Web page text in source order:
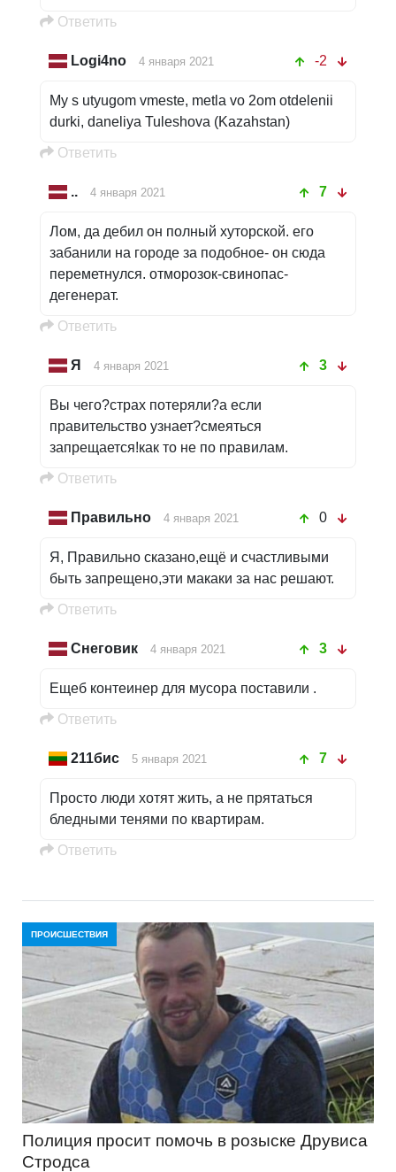
Oтветить
Logi4no 4 января 2021 -2
My s utyugom vmeste, metla vo 2om otdelenii
durki, daneliya Tuleshova (Kazahstan)
Oтветить
.. 4 января 2021 7
Лом, да дебил он полный хуторской. его
забанили на городе за подобное- он сюда
переметнулся. отморозок-свинопас-
дегенерат.
Oтветить
Я 4 января 2021 3
Вы чего?страх потеряли?а если
правительство узнает?смеяться
запрещается!как то не по правилам.
Oтветить
Правильно 4 января 2021 0
Я, Правильно сказано,ещё и счастливыми
быть запрещено,эти макаки за нас решают.
Oтветить
Снеговик 4 января 2021 3
Ещеб контеинер для мусора поставили .
Oтветить
211бис 5 января 2021 7
Просто люди хотят жить, а не прятаться
бледными тенями по квартирам.
Oтветить
ПРОИСШЕСТВИЯ
Полиция просит помочь в розыске Друвиса
Стродса